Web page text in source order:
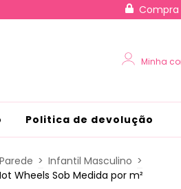
Compra
Minha
Politica de devolução
> Infantil Masculino >
Wheels Sob Medida por m²